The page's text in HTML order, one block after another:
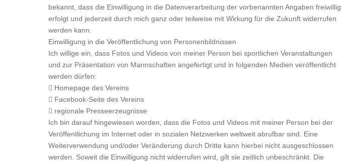
bekannt, dass die Einwilligung in die Datenverarbeitung der vorbenannten Angaben freiwillig
erfolgt und jederzeit durch mich ganz oder teilweise mit Wirkung für die Zukunft widerrufen
werden kann.
Einwilligung in die Veröffentlichung von Personenbildnissen
Ich willige ein, dass Fotos und Videos von meiner Person bei sportlichen Veranstaltungen
und zur Präsentation von Mannschaften angefertigt und in folgenden Medien veröffentlicht
werden dürfen:
 Homepage des Vereins
 Facebook-Seite des Vereins
 regionale Presseerzeugnisse
Ich bin darauf hingewiesen worden, dass die Fotos und Videos mit meiner Person bei der
Veröffentlichung im Internet oder in sozialen Netzwerken weltweit abrufbar sind. Eine
Weiterverwendung und/oder Veränderung durch Dritte kann hierbei nicht ausgeschlossen
werden. Soweit die Einwilligung nicht widerrufen wird, gilt sie zeitlich unbeschränkt. Die